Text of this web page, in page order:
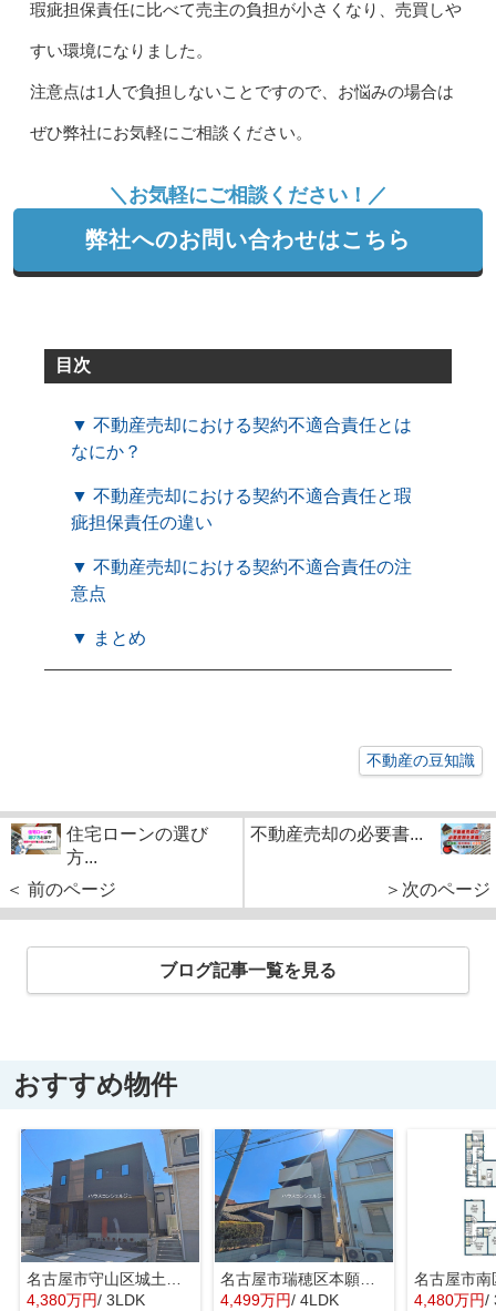
瑕疵担保責任に比べて売主の負担が小さくなり、売買しや
すい環境になりました。
注意点は1人で負担しないことですので、お悩みの場合は
ぜひ弊社にお気軽にご相談ください。
＼お気軽にご相談ください！／
弊社へのお問い合わせはこちら
目次
▼ 不動産売却における契約不適合責任とは
なにか？
▼ 不動産売却における契約不適合責任と瑕
疵担保責任の違い
▼ 不動産売却における契約不適合責任の注
意点
▼ まとめ
不動産の豆知識
住宅ローンの選び
方...
＜ 前のページ
不動産売却の必要書...
＞次のページ
ブログ記事一覧を見る
おすすめ物件
名古屋市守山区城土町22【仲介手数料無料】新築一戸建て 1号棟
4,380万円/ 3LDK
名古屋市瑞穂区本願寺町１丁目16【仲介手数料無料】新築一戸建て 1号棟
4,499万円/ 4LDK 4,480万円/